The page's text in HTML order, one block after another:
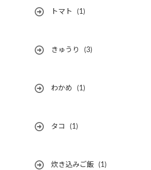
トマト (1)
きゅうり (3)
わかめ (1)
タコ (1)
炊き込みご飯 (1)